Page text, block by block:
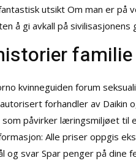
utsikt Om man er
å gi avkall på sivilisasjonens
familie
kvinneguiden forum
forhandler av
påvirker læringsmiljøet til
Alle priser oppgis
og svar Spar penger på